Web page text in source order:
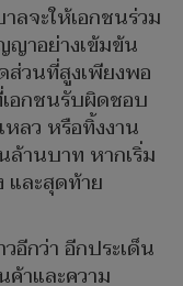
ลจะให้เอกชนร่วม
าอย่างเข้มข้น
ส่วนที่สูงเพียงพอ
อกชนรับผิดชอบ
ลว หรือทิ้งงาน
ล้านบาท หากเริ่ม
และสุดท้าย
อีกว่า อีกประเด็น
าและความ